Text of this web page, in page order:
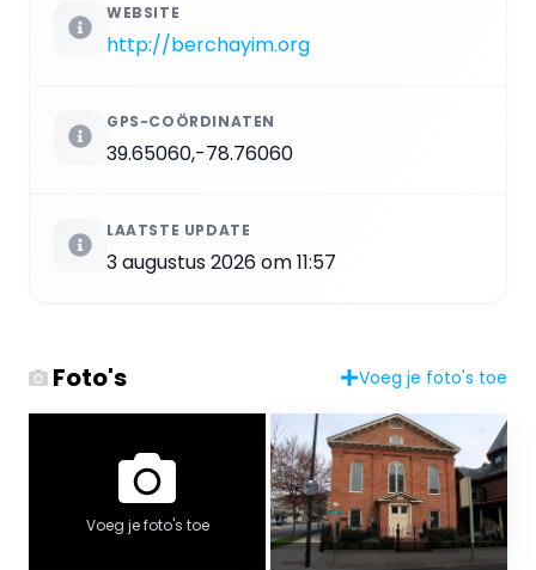
WEBSITE
http://berchayim.org
GPS-COÖRDINATEN
39.65060,-78.76060
LAATSTE UPDATE
3 augustus 2026 om 11:57
Foto's Voeg je foto's toe
Voeg je foto's toe